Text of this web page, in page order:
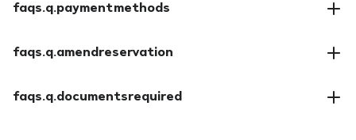
faqs.q.paymentmethods
faqs.q.amendreservation
faqs.q.documentsrequired